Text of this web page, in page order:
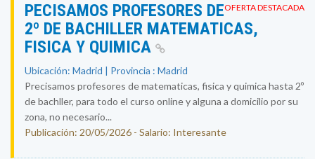
OFERTA DESTACADA
PECISAMOS PROFESORES DE
2º DE BACHILLER MATEMATICAS,
FISICA Y QUIMICA
Ubicación: Madrid | Provincia : Madrid
Precisamos profesores de matematicas, fisica y quimica hasta 2º
de bachller, para todo el curso online y alguna a domicilio por su
zona, no necesario...
Publicación: 20/05/2026 - Salario: Interesante